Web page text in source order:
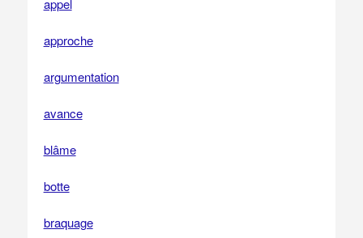
appel
approche
argumentation
avance
blâme
botte
braquage